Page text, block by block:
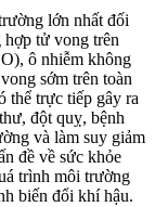
lớn nhất đối
tử vong trên
ô nhiễm không
sớm trên toàn
thể trực tiếp gây ra
đột quỵ, bệnh
và làm suy giảm
đề về sức khỏe
trình môi trường
biến đổi khí hậu.